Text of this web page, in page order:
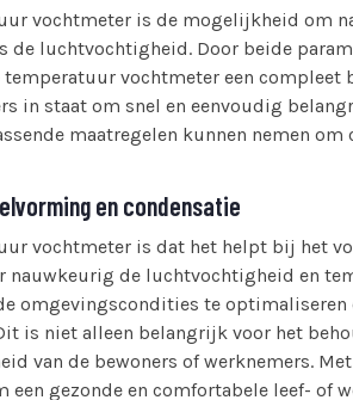
vochtmeter is de mogelijkheid om
de luchtvochtigheid. Door beide
vochtmeter een compleet
in staat om snel en eenvoudig
maatregelen kunnen nemen om
en condensatie
vochtmeter is dat het helpt bij het
nauwkeurig de luchtvochtigheid en
omgevingscondities te optimaliseren
is niet alleen belangrijk voor het
van de bewoners of werknemers.
gezonde en comfortabele leef- of